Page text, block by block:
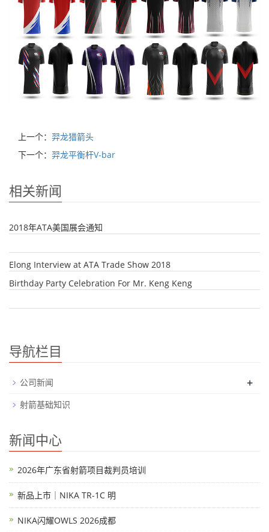
上一个： 羿龙猎箭头
下一个： 羿龙平衡杆V-bar
相关新闻
2018年ATA美国展会通知
Elong Interview at ATA Trade Show 2018
Birthday Party Celebration For Mr. Keng Keng
导航栏目
公司新闻 +
射箭基础知识
新闻中心
2026年广东省射箭项目裁判员培训
新品上市｜NIKA TR-1C 明
NIKA闪耀OWLS 2026成都